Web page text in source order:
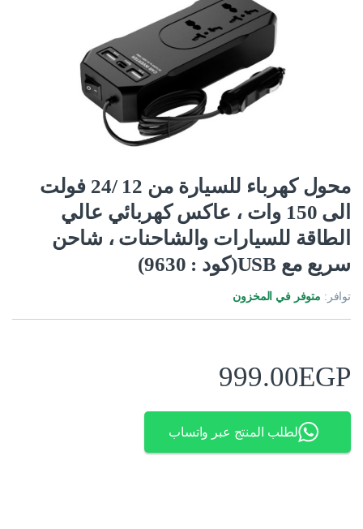
محول كهرباء للسيارة من 12 /24 فولت
الى 150 وات ، عاكس كهربائي عالي
الطاقة للسيارات والشاحنات ، شاحن
سريع مع USB(كود : 9630)
توافر: متوفر في المخزون
999.00EGP
لطلب المنتج عبر واتساب